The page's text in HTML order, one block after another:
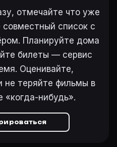
отмечайте что уже
список с
Планируйте дома
билеты — сервис
Оценивайте,
не теряйте фильмы в
«когда-нибудь».